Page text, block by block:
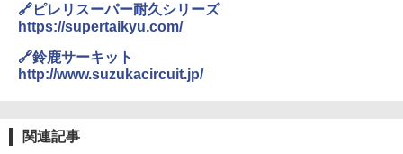
🔗ピレリスーパー耐久シリーズ
https://supertaikyu.com/
🔗鈴鹿サーキット
http://www.suzukacircuit.jp/
関連記事